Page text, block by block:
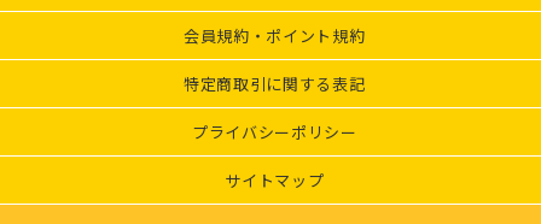
会員規約・ポイント規約
特定商取引に関する表記
プライバシーポリシー
サイトマップ